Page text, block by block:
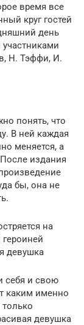
время все
круг гостей
день
Н. Тэффи, И.
понять, что
В ней каждая
меняется, а
издания
бы, она не
на
девушка
себя и свою
каким именно
девушка